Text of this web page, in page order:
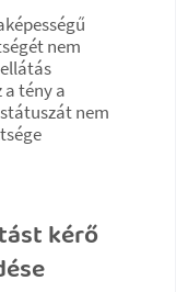
nem
tény a
nem
kérő